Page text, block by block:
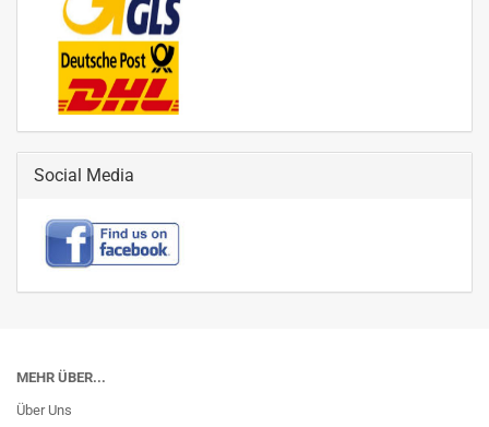
Social Media
MEHR ÜBER...
Über Uns